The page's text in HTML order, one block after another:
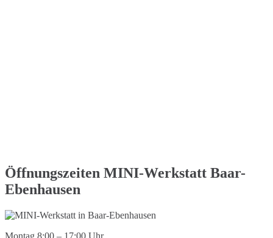
Öffnungszeiten MINI-Werkstatt Baar-
Ebenhausen